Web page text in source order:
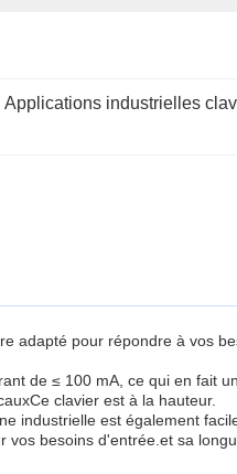
Applications industrielles
adapté pour répondre à vos
de ≤ 100 mA, ce qui en fait
clavier est à la hauteur.
industrielle est également
besoins d'entrée.et sa